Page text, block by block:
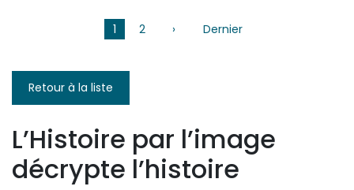
Pagination1 2 ›
Page
Dernier
Retour à la liste
L’Histoire par l’image
décrypte l’histoire